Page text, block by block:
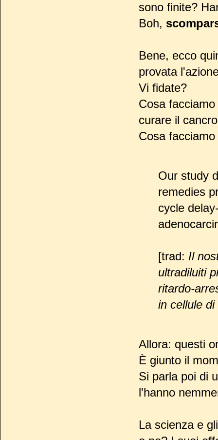
sono finite?
Boh,
Bene, ecco
provata
Vi fidate?
Cosa
curare il
Cosa
Our study
remedies
cycle
[trad: Il
ultradiluiti
ritardo-
in cellule
Allora: questi
È giunto il
Si parla poi di
l'hanno
La scienza e